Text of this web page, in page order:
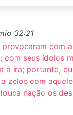
32:21
provocaram com
com seus ídolos
à ira; portanto,
zelos com
nação os